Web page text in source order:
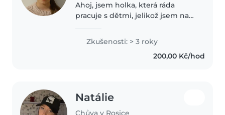
Ahoj, jsem holka, která ráda
pracuje s dětmi, jelikož jsem na
Mám tři mladší bratry a spoustu
malých sestřenic. Ve skautu už 4
roky vedu holčičky ve školním..
Zkušenosti: > 3 roky
200,00 Kč/hod
Natálie
Chůva v Rosice